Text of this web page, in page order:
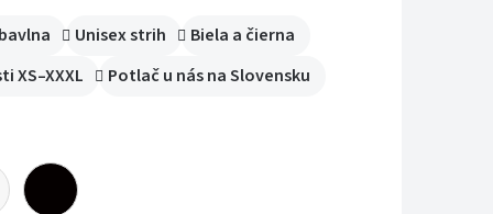
Unisex strih
Biela a čierna
XS–XXXL
Potlač u nás na Slovensku